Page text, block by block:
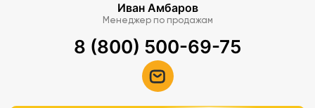
Иван Амбаров
Менеджер по продажам
8 (800) 500-69-75